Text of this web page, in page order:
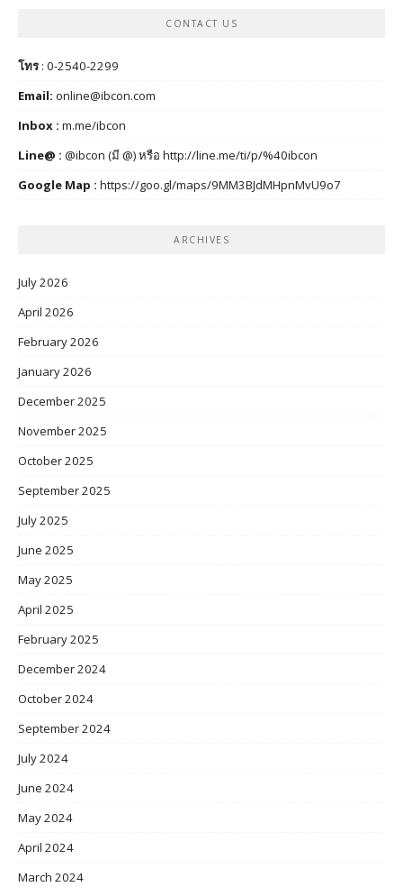
CONTACT US
โทร: 0-2540-2299
Email: online@ibcon.com
Inbox : m.me/ibcon
Line@ : @ibcon (มี @) หรือ http://line.me/ti/p/%40ibcon
Google Map : https://goo.gl/maps/9MM3BJdMHpnMvU9o7
ARCHIVES
July 2026
April 2026
February 2026
January 2026
December 2025
November 2025
October 2025
September 2025
July 2025
June 2025
May 2025
April 2025
February 2025
December 2024
October 2024
September 2024
July 2024
June 2024
May 2024
April 2024
March 2024